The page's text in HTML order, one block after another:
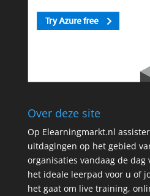
Over deze site
Op Elearningmarkt.nl
uitdagingen op het gebied
organisaties vandaag de dag
het ideale leerpad voor u of
het gaat om live training,